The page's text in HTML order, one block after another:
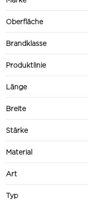
Oberfläche
Brandklasse
Produktlinie
Länge
Breite
Stärke
Material
Art
Typ